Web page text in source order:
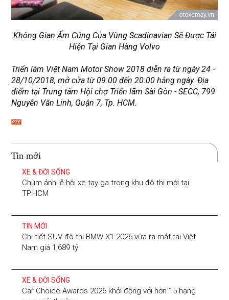
Không Gian Ấm Cúng Của Vùng Scadinavian Sẽ Được Tái
Hiện Tại Gian Hàng Volvo
Triển lãm Việt Nam Motor Show 2018 diễn ra từ ngày 24-
28/10/2018, mở cửa từ 09:00 đến 20:00 hằng ngày. Địa
điểm tại Trung tâm Hội chợ Triển lãm Sài Gòn- SECC, 799
Nguyễn Văn Linh, Quận 7, Tp. HCM.
Tin mới
XE & ĐỜI SỐNG
Chùm ảnh lễ hội xe tay ga trong khu đô thị mới tại
TP.HCM
TIN MỚI
Chi tiết SUV đô thị BMW X1 2026 vừa ra mắt tại Việt
Nam giá 1,689 tỷ
XE & ĐỜI SỐNG
Car Choice Awards 2026 khởi động với hơn 15 hạng